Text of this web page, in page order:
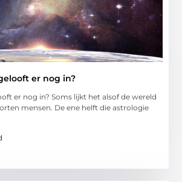
er nog in?
er nog in? Soms lijkt het alsof de wereld
mensen. De ene helft die astrologie